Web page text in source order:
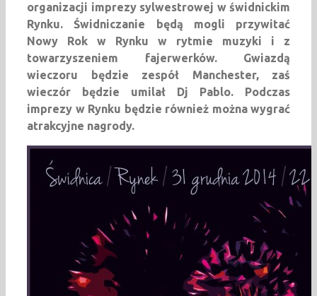
organizacji imprezy sylwestrowej w świdnickim
Rynku. Świdniczanie będą mogli przywitać
Nowy Rok w Rynku w rytmie muzyki i z
towarzyszeniem fajerwerków. Gwiazdą
wieczoru będzie zespół Manchester, zaś
wieczór będzie umilał Dj Pablo. Podczas
imprezy w Rynku będzie również można wygrać
atrakcyjne nagrody.